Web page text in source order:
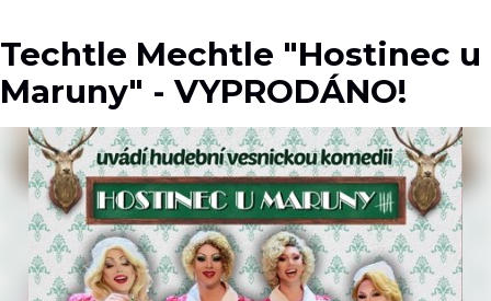
Techtle Mechtle "Hostinec u
Maruny" - VYPRODÁNO!